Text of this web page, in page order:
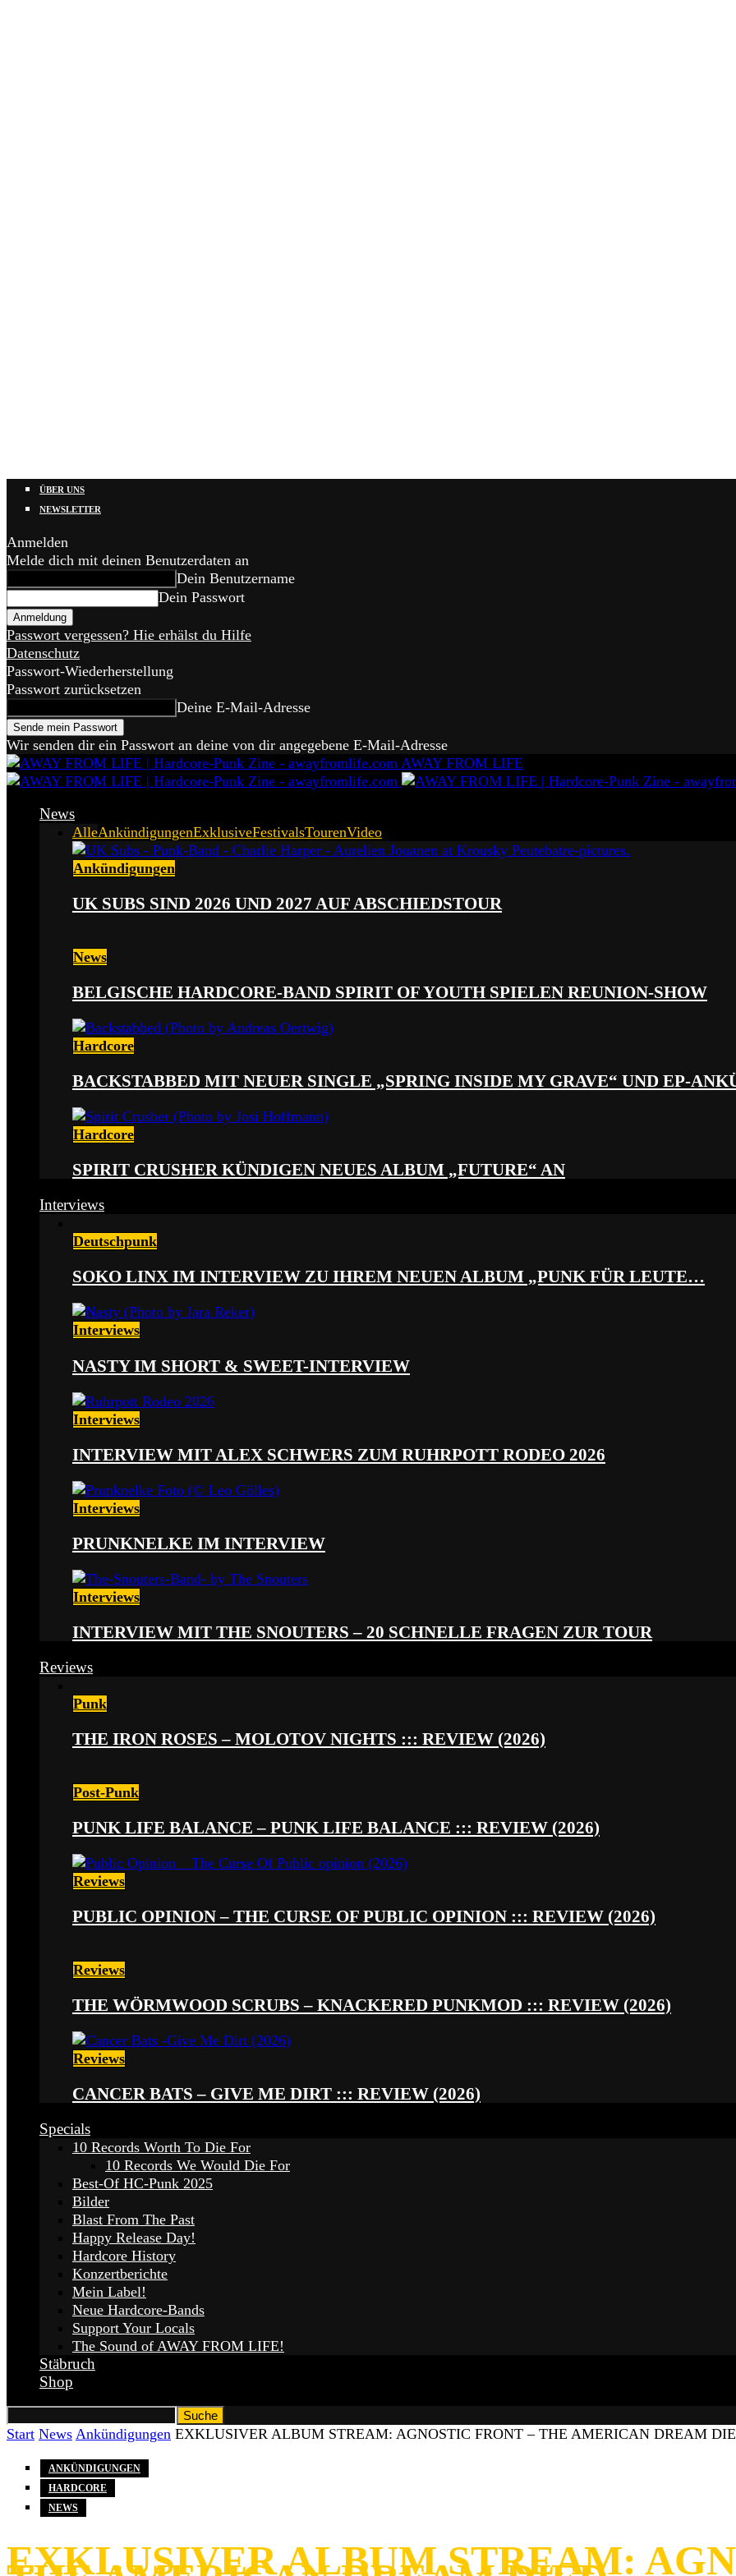
ÜBER UNS
NEWSLETTER
Anmelden
Melde dich mit deinen Benutzerdaten an
Dein Benutzername
Dein Passwort
Passwort vergessen? Hie erhälst du Hilfe
Datenschutz
Passwort-Wiederherstellung
Passwort zurücksetzen
Deine E-Mail-Adresse
Wir senden dir ein Passwort an deine von dir angegebene E-Mail-Adresse
AWAY FROM LIFE
News
AlleAnkündigungenExklusiveFestivalsTourenVideo
Ankündigungen
UK SUBS SIND 2026 UND 2027 AUF ABSCHIEDSTOUR
News
BELGISCHE HARDCORE-BAND SPIRIT OF YOUTH SPIELEN REUNION-SHOW
Hardcore
BACKSTABBED MIT NEUER SINGLE „SPRING INSIDE MY GRAVE“ UND EP-
Hardcore
SPIRIT CRUSHER KÜNDIGEN NEUES ALBUM „FUTURE“ AN
Interviews
Deutschpunk
SOKO LINX IM INTERVIEW ZU IHREM NEUEN ALBUM „PUNK FÜR LEUTE…
Interviews
NASTY IM SHORT & SWEET-INTERVIEW
Interviews
INTERVIEW MIT ALEX SCHWERS ZUM RUHRPOTT RODEO 2026
Interviews
PRUNKNELKE IM INTERVIEW
Interviews
INTERVIEW MIT THE SNOUTERS – 20 SCHNELLE FRAGEN ZUR TOUR
Reviews
Punk
THE IRON ROSES – MOLOTOV NIGHTS ::: REVIEW (2026)
Post-Punk
PUNK LIFE BALANCE – PUNK LIFE BALANCE ::: REVIEW (2026)
Reviews
PUBLIC OPINION – THE CURSE OF PUBLIC OPINION ::: REVIEW (2026)
Reviews
THE WÖRMWOOD SCRUBS – KNACKERED PUNKMOD ::: REVIEW (2026)
Reviews
CANCER BATS – GIVE ME DIRT ::: REVIEW (2026)
Specials
10 Records Worth To Die For
10 Records We Would Die For
Best-Of HC-Punk 2025
Bilder
Blast From The Past
Happy Release Day!
Hardcore History
Konzertberichte
Mein Label!
Neue Hardcore-Bands
Support Your Locals
The Sound of AWAY FROM LIFE!
Stäbruch
Shop
Start News Ankündigungen EXKLUSIVER ALBUM STREAM: AGNOSTIC FRONT – THE AMERICAN DREAM
ANKÜNDIGUNGEN
HARDCORE
NEWS
EXKLUSIVER ALBUM STREAM: